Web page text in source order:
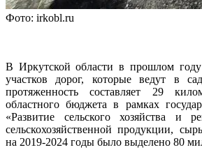
Фото: irkobl.ru
В Иркутской области в прошлом
участков дорог, которые ведут в
протяженность составляет 29
областного бюджета в рамках
«Развитие сельского хозяйства и
сельскохозяйственной продукции,
на 2019-2024 годы было выделено 80